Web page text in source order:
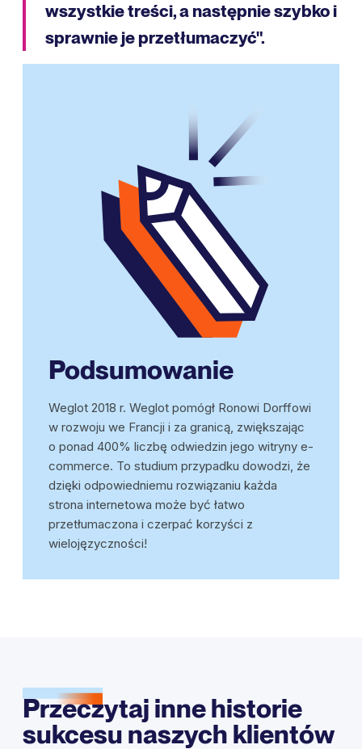
wszystkie treści, a następnie szybko i
sprawnie je przetłumaczyć".
Podsumowanie
Weglot 2018 r. Weglot pomógł Ronowi Dorffowi
w rozwoju we Francji i za granicą, zwiększając
o ponad 400% liczbę odwiedzin jego witryny e-
commerce. To studium przypadku dowodzi, że
dzięki odpowiedniemu rozwiązaniu każda
strona internetowa może być łatwo
przetłumaczona i czerpać korzyści z
wielojęzyczności!
Przeczytaj inne historie
sukcesu naszych klientów